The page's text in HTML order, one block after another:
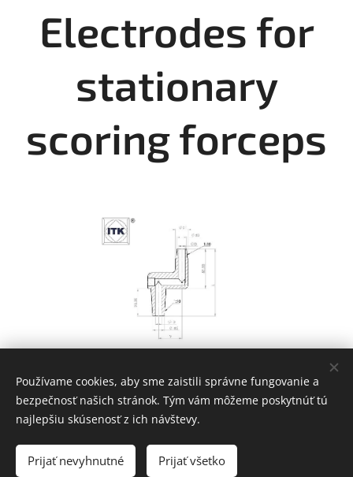
Electrodes for
stationary
scoring forceps
Používame cookies, aby sme zaistili správne fungovanie a
bezpečnosť našich stránok. Tým vám môžeme poskytnúť tú
najlepšiu skúsenosť z ich návštevy.
Prijať nevyhnutné Prijať všetko